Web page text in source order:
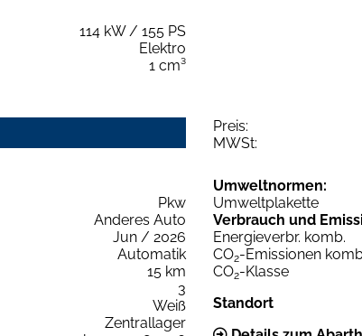
114 kW / 155 PS
Elektro
1 cm³
Preis:
MWSt:
Pkw
Anderes Auto
Jun / 2026
Automatik
15 km
3
Weiß
Zentrallager
Umweltnormen:
Umweltplakette
Verbrauch und
Energieverbr. komb.
CO2-Emissionen
CO2-Klasse
Standort